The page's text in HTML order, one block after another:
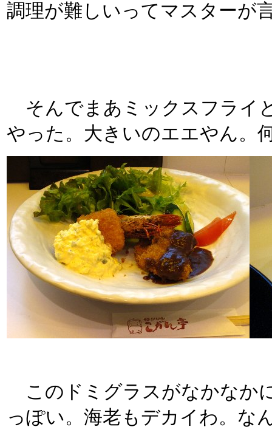
調理が難しいってマスターが
そんでまあミックスフライ
やった。大きいのエエやん。
このドミグラスがなかなか
っぽい。海老もデカイわ。な